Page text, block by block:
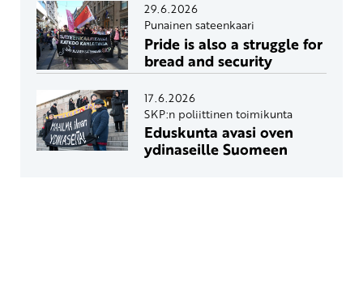
29.6.2026
Punainen sateenkaari
Pride is also a struggle for
bread and security
17.6.2026
SKP:n poliittinen toimikunta
Eduskunta avasi oven
ydinaseille Suomeen